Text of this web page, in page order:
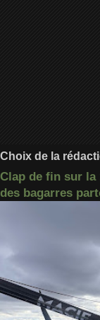
Choix de la
Clap de fin sur la
des bagarres